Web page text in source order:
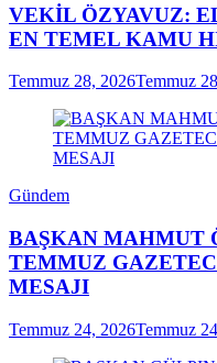
VEKİL ÖZYAVUZ:
EN TEMEL KAMU
Temmuz 28, 2026Temmuz
Gündem
BAŞKAN MAHMUT
TEMMUZ
MESAJI
Temmuz 24, 2026Temmuz